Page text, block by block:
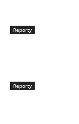
Reporty
Reporty